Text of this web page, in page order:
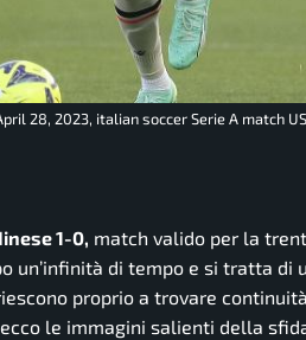
28, 2023, italian soccer Serie A match
1-0, match valido per la
un’infinità di tempo e si tratta di
proprio a trovare
le immagini salienti della